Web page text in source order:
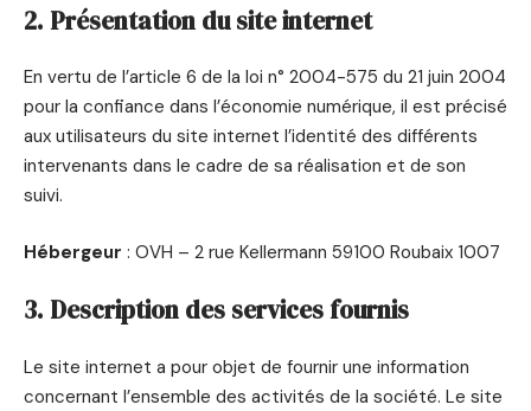
2. Présentation du site internet
En vertu de l’article 6 de la loi n° 2004-575 du 21 juin 2004
pour la confiance dans l’économie numérique, il est précisé
aux utilisateurs du site internet l’identité des différents
intervenants dans le cadre de sa réalisation et de son
suivi.
Hébergeur : OVH – 2 rue Kellermann 59100 Roubaix 1007
3. Description des services fournis
Le site internet a pour objet de fournir une information
concernant l’ensemble des activités de la société. Le site